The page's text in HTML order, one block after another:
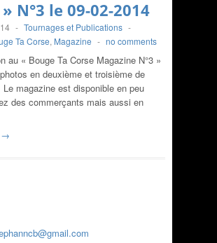
N°3 le 09-02-2014
- Tournages et Publications -
Ta Corse, Magazine - no comments
au « Bouge Ta Corse Magazine N°3 »
en deuxième et troisième de
Le magazine est disponible en peu
des commerçants mais aussi en
→